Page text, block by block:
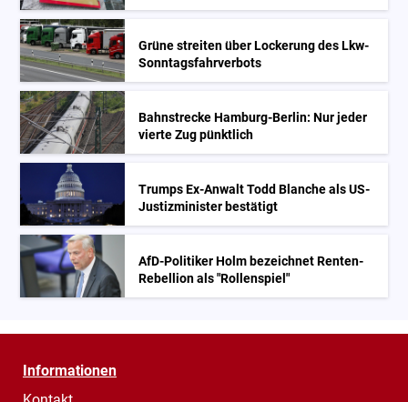
Grüne streiten über Lockerung des Lkw-
Sonntagsfahrverbots
Bahnstrecke Hamburg-Berlin: Nur jeder
vierte Zug pünktlich
Trumps Ex-Anwalt Todd Blanche als US-
Justizminister bestätigt
AfD-Politiker Holm bezeichnet Renten-
Rebellion als "Rollenspiel"
Informationen